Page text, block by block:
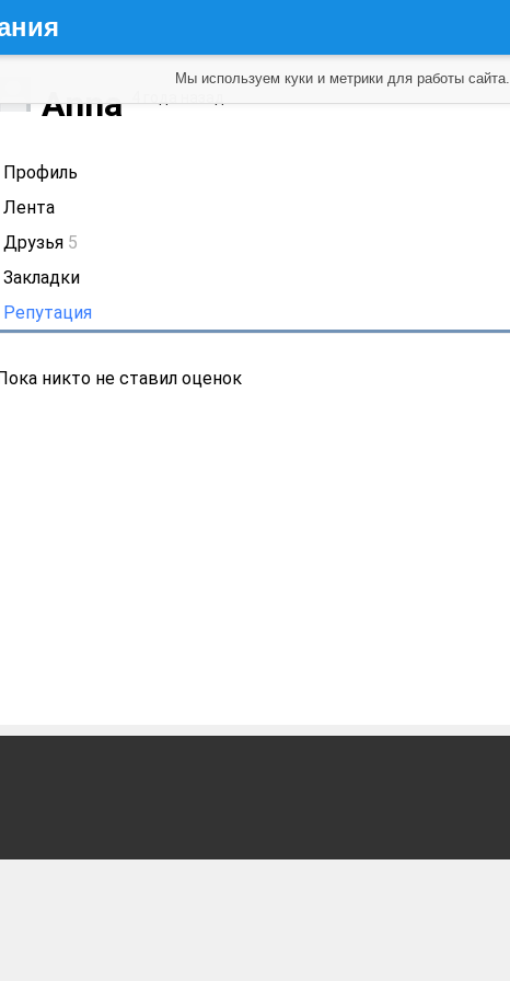
Anna
Профиль
Лента
Друзья 5
Закладки
Репутация
никто не ставил оценок
Мы используем куки и метрики для работы сайта.